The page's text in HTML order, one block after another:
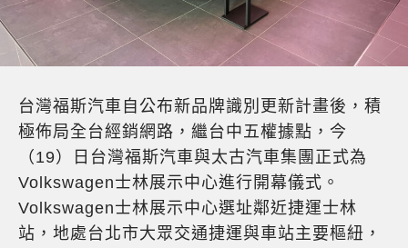
台灣福斯汽車自公布新品牌識別更新計畫後，積
極佈局全台經銷網路，繼台中五權據點，今
（19）日台灣福斯汽車與太古汽車集團正式為
Volkswagen士林展示中心進行開幕儀式。
Volkswagen士林展示中心選址鄰近捷運士林
站，地處台北市大眾交通捷運與車站主要樞紐，